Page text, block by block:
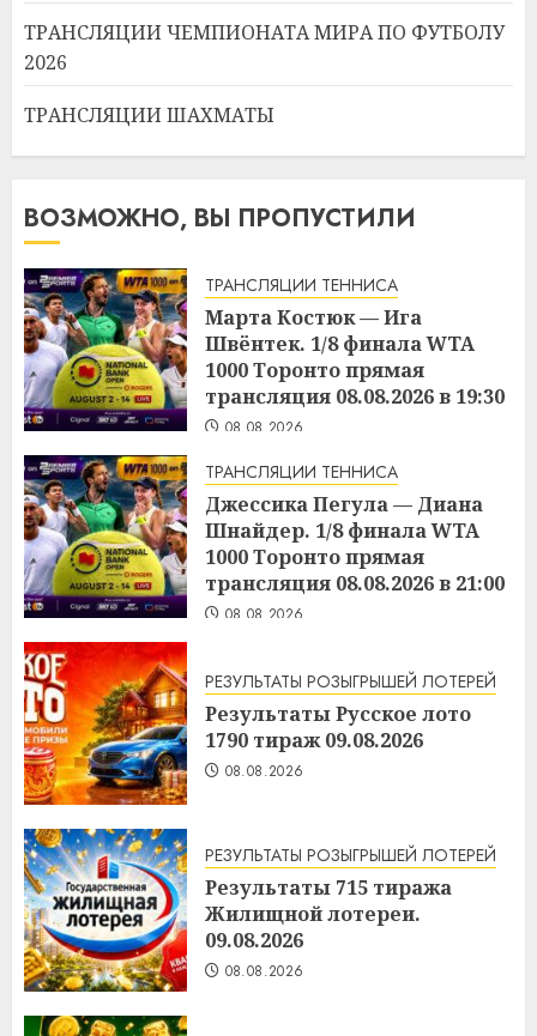
ТРАНСЛЯЦИИ ЧЕМПИОНАТА МИРА ПО ФУТБОЛУ
2026
ТРАНСЛЯЦИИ ШАХМАТЫ
ВОЗМОЖНО, ВЫ ПРОПУСТИЛИ
ТРАНСЛЯЦИИ ТЕННИСА
Марта Костюк — Ига
Швёнтек. 1/8 финала WTA
1000 Торонто прямая
трансляция 08.08.2026 в 19:30
08.08.2026
ТРАНСЛЯЦИИ ТЕННИСА
Джессика Пегула — Диана
Шнайдер. 1/8 финала WTA
1000 Торонто прямая
трансляция 08.08.2026 в 21:00
08.08.2026
РЕЗУЛЬТАТЫ РОЗЫГРЫШЕЙ ЛОТЕРЕЙ
Результаты Русское лото
1790 тираж 09.08.2026
08.08.2026
РЕЗУЛЬТАТЫ РОЗЫГРЫШЕЙ ЛОТЕРЕЙ
Результаты 715 тиража
Жилищной лотереи.
09.08.2026
08.08.2026